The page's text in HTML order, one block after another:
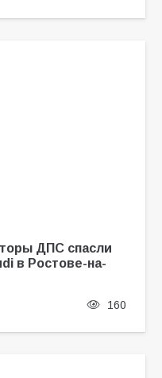
ДПС спасли
в Ростове-на-
160